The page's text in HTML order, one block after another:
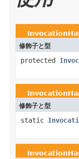
修飾子と型
protected
修飾子と型
static